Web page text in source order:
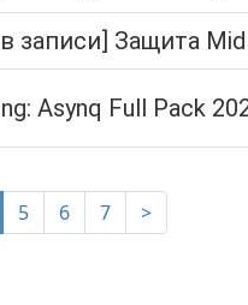
записи] Защита
Asynq Full Pack
5 6 7 >